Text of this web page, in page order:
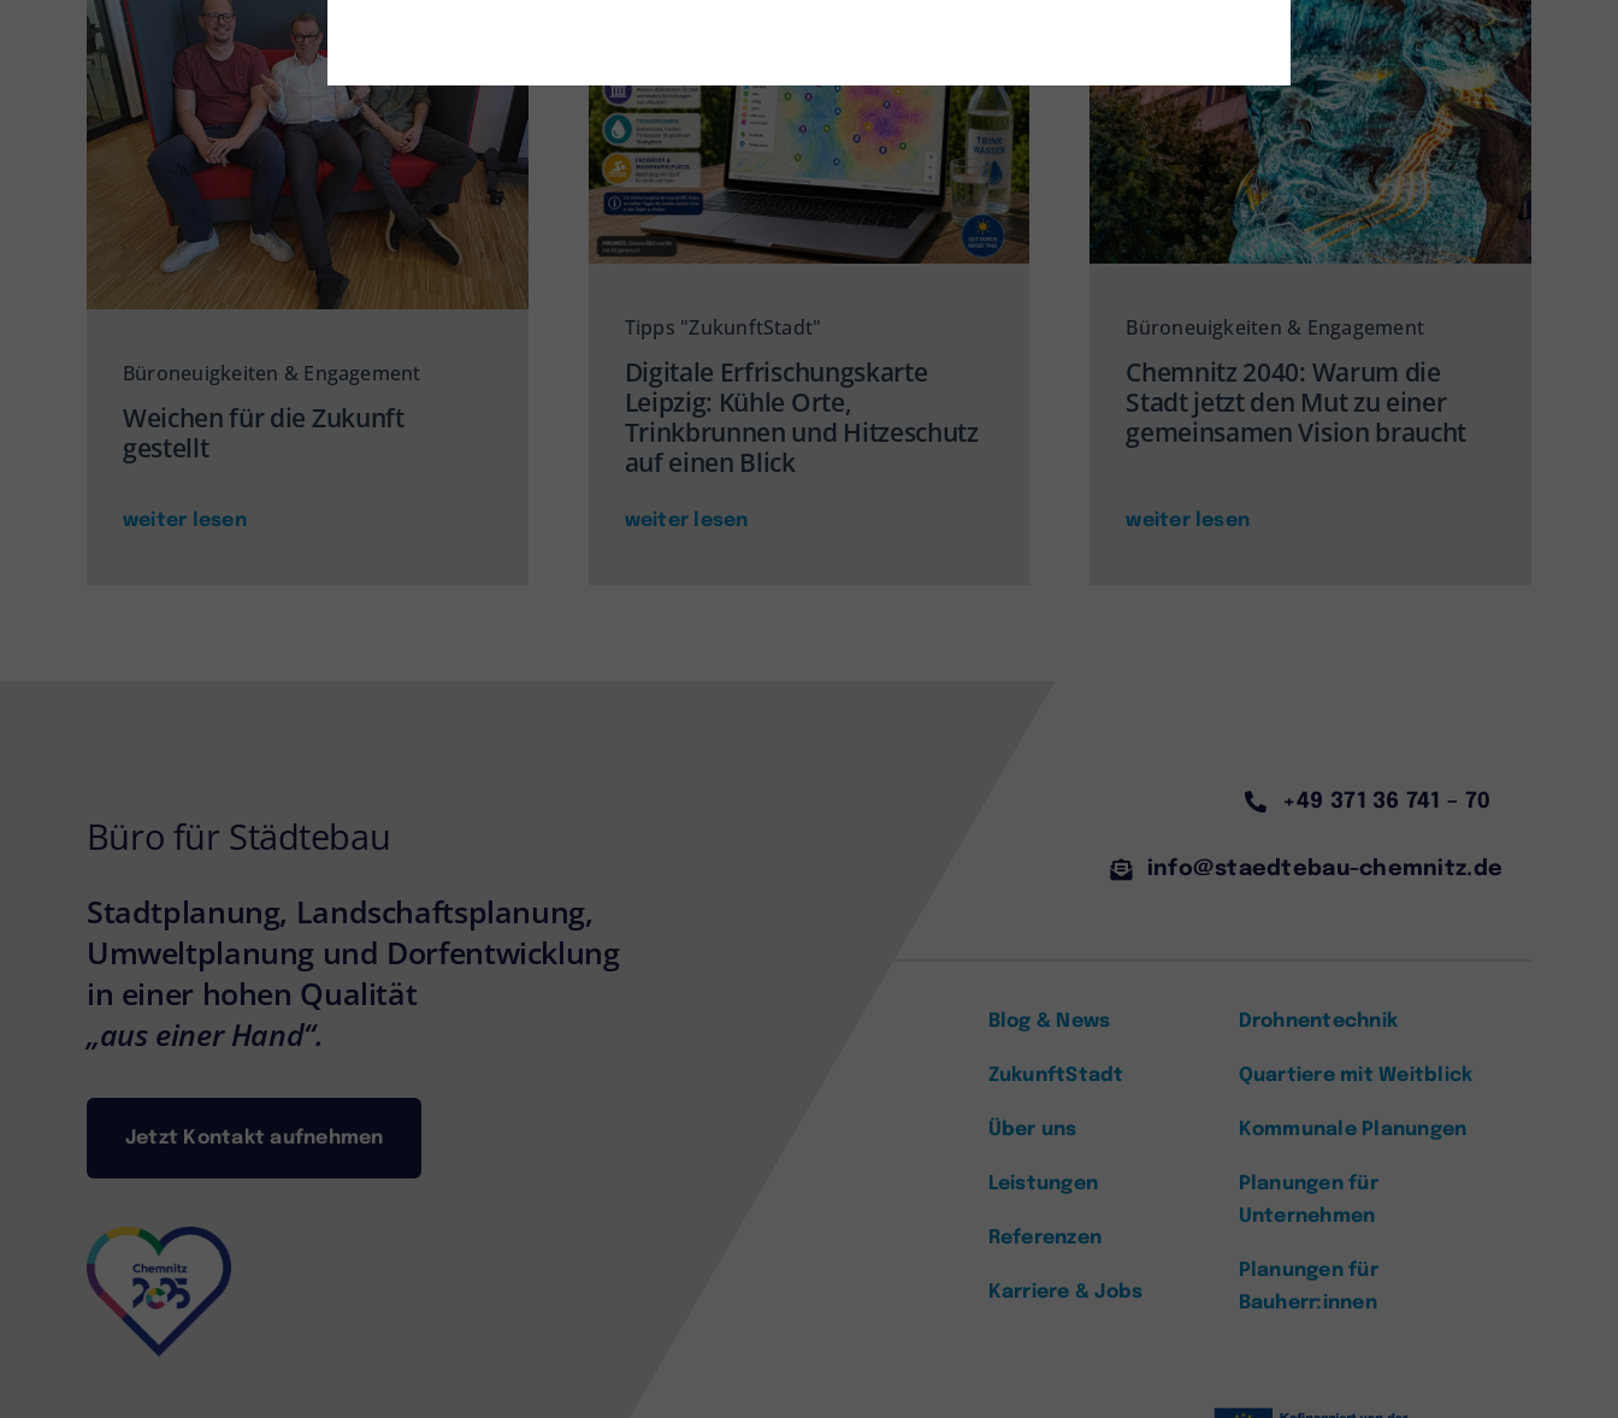
Büroneuigkeiten & Engagement
Weichen für die Zukunft
gestellt
weiter lesen
Tipps "ZukunftStadt"
Digitale Erfrischungskarte
Leipzig: Kühle Orte,
Trinkbrunnen und Hitzeschutz
auf einen Blick
weiter lesen
Büroneuigkeiten & Engagement
Chemnitz 2040: Warum die
Stadt jetzt den Mut zu einer
gemeinsamen Vision braucht
weiter lesen
Büro für Städtebau
+49 371 36 741 – 70
info@staedtebau-chemnitz.de
Stadtplanung, Landschaftsplanung,
Umweltplanung und Dorfentwicklung
in einer hohen Qualität
„aus einer Hand“.
Jetzt Kontakt aufnehmen
Blog & News
ZukunftStadt
Über uns
Leistungen
Referenzen
Karriere & Jobs
Drohnentechnik
Quartiere mit Weitblick
Kommunale Planungen
Planungen für
Unternehmen
Planungen für
Bauherr:innen